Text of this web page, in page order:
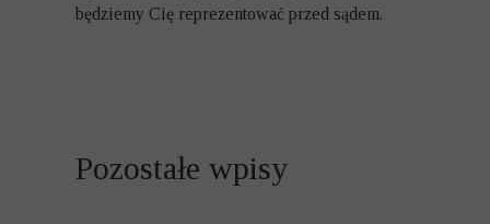
Pozostałe wpisy
będziemy Cię reprezentować przed sądem.